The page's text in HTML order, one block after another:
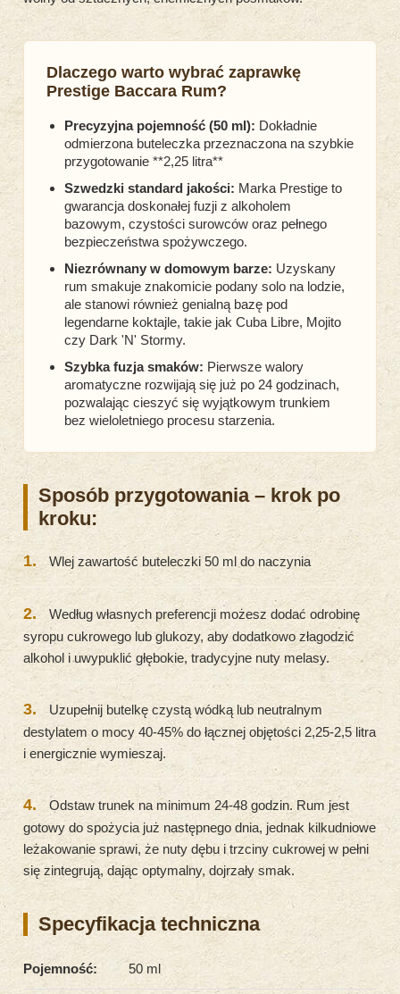
Dlaczego warto wybrać zaprawkę
Prestige Baccara Rum?
Precyzyjna pojemność (50 ml): Dokładnie
odmierzona buteleczka przeznaczona na szybkie
przygotowanie **2,25 litra**
Szwedzki standard jakości: Marka Prestige to
gwarancja doskonałej fuzji z alkoholem
bazowym, czystości surowców oraz pełnego
bezpieczeństwa spożywczego.
Niezrównany w domowym barze: Uzyskany
rum smakuje znakomicie podany solo na lodzie,
ale stanowi również genialną bazę pod
legendarne koktajle, takie jak Cuba Libre, Mojito
czy Dark 'N' Stormy.
Szybka fuzja smaków: Pierwsze walory
aromatyczne rozwijają się już po 24 godzinach,
pozwalając cieszyć się wyjątkowym trunkiem
bez wieloletniego procesu starzenia.
Sposób przygotowania – krok po
kroku:
1. Wlej zawartość buteleczki 50 ml do naczynia
2.
Według własnych preferencji możesz dodać odrobinę
syropu cukrowego lub glukozy, aby dodatkowo złagodzić
alkohol i uwypuklić głębokie, tradycyjne nuty melasy.
3.
Uzupełnij butelkę czystą wódką lub neutralnym
destylatem o mocy 40-45% do łącznej objętości 2,25-2,5 litra
i energicznie wymieszaj.
4.
Odstaw trunek na minimum 24-48 godzin. Rum jest
gotowy do spożycia już następnego dnia, jednak kilkudniowe
leżakowanie sprawi, że nuty dębu i trzciny cukrowej w pełni
się zintegrują, dając optymalny, dojrzały smak.
Specyfikacja techniczna
Pojemność: 50 ml